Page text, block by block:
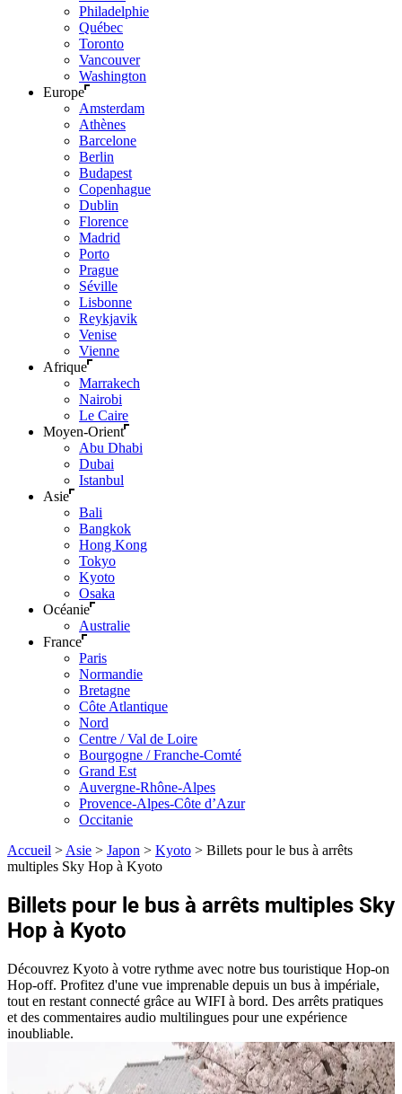
Philadelphie
Québec
Toronto
Vancouver
Washington
Europe
Amsterdam
Athènes
Barcelone
Berlin
Budapest
Copenhague
Dublin
Florence
Madrid
Porto
Prague
Séville
Lisbonne
Reykjavik
Venise
Vienne
Afrique
Marrakech
Nairobi
Le Caire
Moyen-Orient
Abu Dhabi
Dubai
Istanbul
Asie
Bali
Bangkok
Hong Kong
Tokyo
Kyoto
Osaka
Océanie
Australie
France
Paris
Normandie
Bretagne
Côte Atlantique
Nord
Centre / Val de Loire
Bourgogne / Franche-Comté
Grand Est
Auvergne-Rhône-Alpes
Provence-Alpes-Côte d’Azur
Occitanie
Accueil > Asie > Japon > Kyoto > Billets pour le bus à arrêts
multiples Sky Hop à Kyoto
Billets pour le bus à arrêts multiples Sky
Hop à Kyoto
Découvrez Kyoto à votre rythme avec notre bus touristique Hop-on
Hop-off. Profitez d'une vue imprenable depuis un bus à impériale,
tout en restant connecté grâce au WIFI à bord. Des arrêts pratiques
et des commentaires audio multilingues pour une expérience
inoubliable.